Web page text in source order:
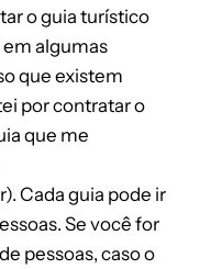
o guia turístico
algumas
que existem
por contratar o
que me
Cada guia pode ir
Se você for
pessoas, caso o